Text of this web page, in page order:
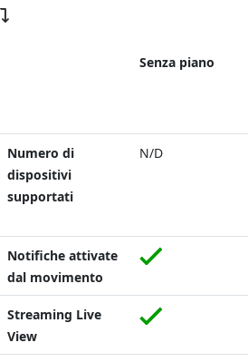
Senza piano
Numero di
dispositivi
supportati
N/D
Notifiche attivate
dal movimento
Streaming Live
View